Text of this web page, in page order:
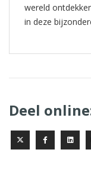
wereld
in deze
Deel